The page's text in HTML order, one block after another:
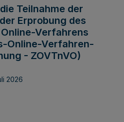
Teilnahme der
Erprobung des
Verfahrens
Online-Verfahren-
- ZOVTnVO)
2026